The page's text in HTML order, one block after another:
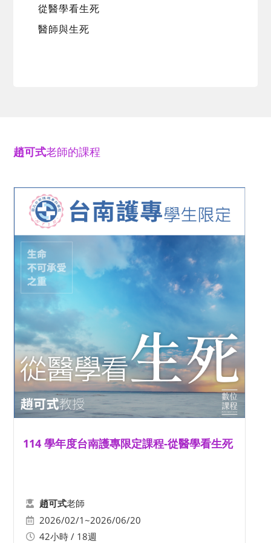
從醫學看生死
醫師與生死
趙可式老師的課程
114 學年度台南護專限定課程-從醫學看生死
趙可式老師
2026/02/1~2026/06/20
42小時 / 18週